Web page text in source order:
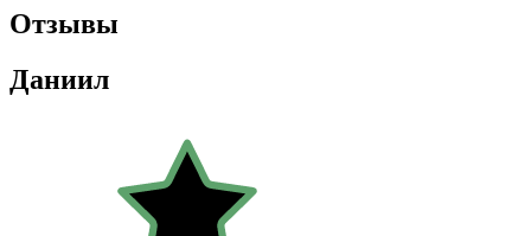
Отзывы
Даниил